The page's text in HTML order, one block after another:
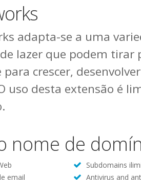
adapta-se a uma
lazer que podem tirar
para crescer,
uso desta extensão é
nome de
Subdomains
email
Antivirus and